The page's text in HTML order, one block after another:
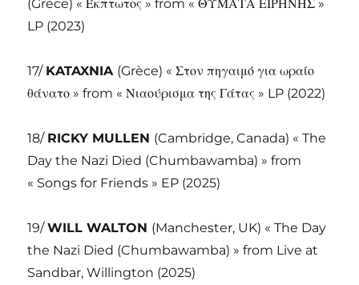
(Grèce) «Έκπτωτος »from «ΘΥΜΑΤΑ ΕΙΡΗΝΗΣ »
LP (2023)
17/ KATAXNIA (Grèce) «Στον πηγαιμό για ωραίο
θάνατο » from «Νιαούρισμα της Γάτας » LP (2022)
18/ RICKY MULLEN (Cambridge, Canada) « The
Day the Nazi Died (Chumbawamba) » from
« Songs for Friends » EP (2025)
19/WILL WALTON (Manchester, UK) « The Day
the Nazi Died (Chumbawamba) » from Live at
Sandbar, Willington (2025)